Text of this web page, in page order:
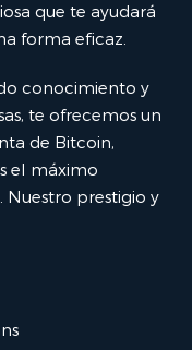
que te ayudará
forma eficaz.
conocimiento y
te ofrecemos un
de Bitcoin,
el máximo
Nuestro prestigio y